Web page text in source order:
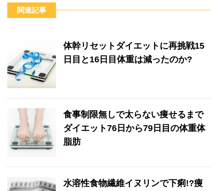
関連記事
体幹リセットダイエットに再挑戦15
日目と16日目体重は減ったのか?
食事制限無しで太らない痩せるまで
ダイエット76日から79日目の体重体
脂肪
水溶性食物繊維イヌリンで下痢!?痩